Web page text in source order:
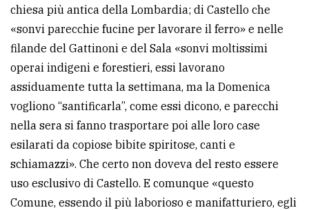
chiesa più antica della Lombardia; di Castello che
«sonvi parecchie fucine per lavorare il ferro» e nelle
filande del Gattinoni e del Sala «sonvi moltissimi
operai indigeni e forestieri, essi lavorano
assiduamente tutta la settimana, ma la Domenica
vogliono “santificarla”, come essi dicono, e parecchi
nella sera si fanno trasportare poi alle loro case
esilarati da copiose bibite spiritose, canti e
schiamazzi». Che certo non doveva del resto essere
uso esclusivo di Castello. E comunque «questo
Comune, essendo il più laborioso e manifatturiero, egli